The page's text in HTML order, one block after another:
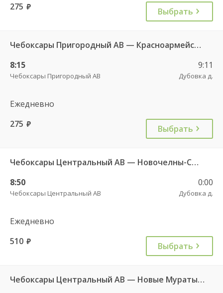
275 руб. Выбрать
Чебоксары Пригородный АВ — Красноармейское с. ДКП 121
8:15
Чебоксары Пригородный АВ
9:11
Дубовка д.
Ежедневно
275 руб. Выбрать
Чебоксары Центральный АВ — Новочелны-Сюрбеево с. 544
8:50
Чебоксары Центральный АВ
0:00
Дубовка д.
Ежедневно
510 руб. Выбрать
Чебоксары Центральный АВ — Новые Мураты д. ч/з Комсомольское с. ДКП 626